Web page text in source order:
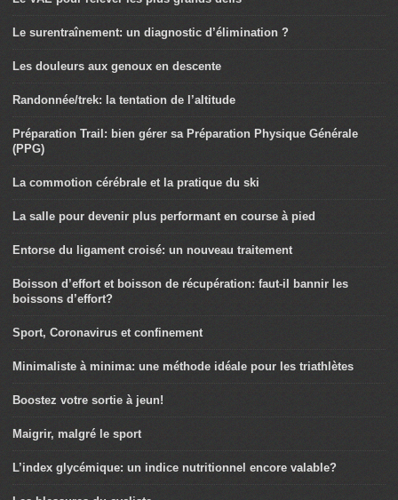
Le surentraînement: un diagnostic d’élimination ?
Les douleurs aux genoux en descente
Randonnée/trek: la tentation de l’altitude
Préparation Trail: bien gérer sa Préparation Physique Générale
(PPG)
La commotion cérébrale et la pratique du ski
La salle pour devenir plus performant en course à pied
Entorse du ligament croisé: un nouveau traitement
Boisson d’effort et boisson de récupération: faut-il bannir les
boissons d’effort?
Sport, Coronavirus et confinement
Minimaliste à minima: une méthode idéale pour les triathlètes
Boostez votre sortie à jeun!
Maigrir, malgré le sport
L’index glycémique: un indice nutritionnel encore valable?